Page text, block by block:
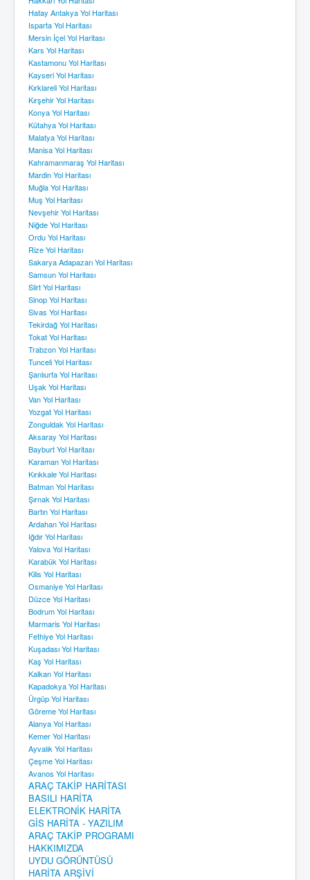
Hatay Antakya Yol Haritası
Isparta Yol Haritası
Mersin İçel Yol Haritası
Kars Yol Haritası
Kastamonu Yol Haritası
Kayseri Yol Haritası
Kırklareli Yol Haritası
Kırşehir Yol Haritası
Konya Yol Haritası
Kütahya Yol Haritası
Malatya Yol Haritası
Manisa Yol Haritası
Kahramanmaraş Yol Haritası
Mardin Yol Haritası
Muğla Yol Haritası
Muş Yol Haritası
Nevşehir Yol Haritası
Niğde Yol Haritası
Ordu Yol Haritası
Rize Yol Haritası
Sakarya Adapazarı Yol Haritası
Samsun Yol Haritası
Siirt Yol Haritası
Sinop Yol Haritası
Sivas Yol Haritası
Tekirdağ Yol Haritası
Tokat Yol Haritası
Trabzon Yol Haritası
Tunceli Yol Haritası
Şanlıurfa Yol Haritası
Uşak Yol Haritası
Van Yol Haritası
Yozgat Yol Haritası
Zonguldak Yol Haritası
Aksaray Yol Haritası
Bayburt Yol Haritası
Karaman Yol Haritası
Kırıkkale Yol Haritası
Batman Yol Haritası
Şırnak Yol Haritası
Bartın Yol Haritası
Ardahan Yol Haritası
Iğdır Yol Haritası
Yalova Yol Haritası
Karabük Yol Haritası
Kilis Yol Haritası
Osmaniye Yol Haritası
Düzce Yol Haritası
Bodrum Yol Haritası
Marmaris Yol Haritası
Fethiye Yol Haritası
Kuşadası Yol Haritası
Kaş Yol Haritası
Kalkan Yol Haritası
Kapadokya Yol Haritası
Ürgüp Yol Haritası
Göreme Yol Haritası
Alanya Yol Haritası
Kemer Yol Haritası
Ayvalık Yol Haritası
Çeşme Yol Haritası
Avanos Yol Haritası
ARAÇ TAKİP HARİTASI
BASILI HARİTA
ELEKTRONİK HARİTA
GİS HARİTA - YAZILIM
ARAÇ TAKİP PROGRAMI
HAKKIMIZDA
UYDU GÖRÜNTÜSÜ
HARİTA ARŞİVİ